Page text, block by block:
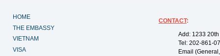
HOME
THE EMBASSY
VIETNAM
VISA
CONTACT:
Add: 1233
Tel: 202-861-
Email